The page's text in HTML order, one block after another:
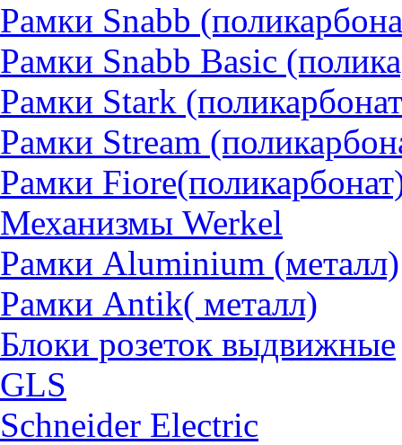
Рамки Snabb
Рамки Snabb Basic
Рамки Stark
Рамки Stream
Рамки
Механизмы Werkel
Рамки Aluminium (металл)
Рамки Antik( металл)
Блоки розеток выдвижные
GLS
Schneider Electric